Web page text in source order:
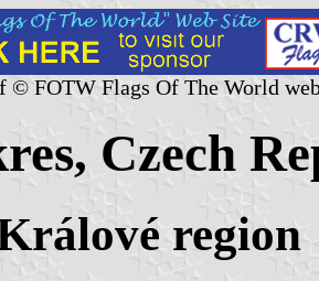
© FOTW Flags Of The World
Czech
region